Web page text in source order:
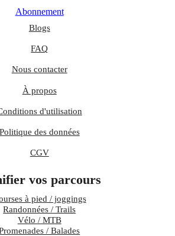
Abonnement
Blogs
FAQ
Nous contacter
À propos
d'utilisation
Politique des données
CGV
vos parcours
à pied / joggings
Randonnées / Trails
Vélo / MTB
/ Balades